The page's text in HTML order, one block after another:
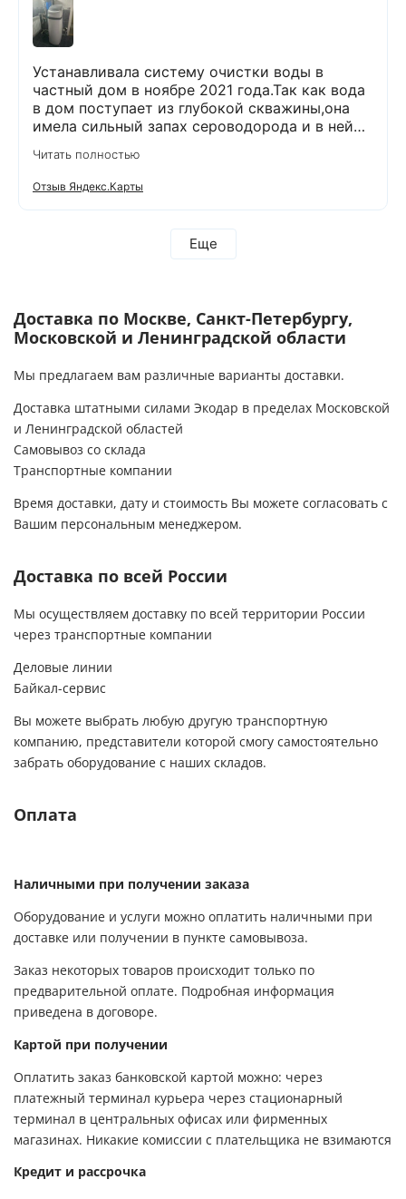
Устанавливала систему очистки воды в
частный дом в ноябре 2021 года.Так как вода
в дом поступает из глубокой скважины,она
имела сильный запах сероводорода и в ней
желтела) и пользоваться в доме ей было
невозможно. После установки специального
оборудования,вода стала на вкус лучше,чем
воде я и не мечтала!!!!!! Прошло уже 5 лет.И в
течении этого времени не было никаких
порядке.Может надо что-то заменить.
Позвонила в компанию и,как всегда,вежливые
и уже через 2 дня ко мне приедет
компании Экодар -очень
спокойные,вежливые,аккуратные и
ответственные люди.За это им огромное
спасибо и долгих лет процветания их фирме!
Читать полностью
Отзыв Яндекс.Карты
Еще
Доставка по Москве, Санкт-Петербургу,
Московской и Ленинградской области
Мы предлагаем вам различные варианты доставки.
Доставка штатными силами Экодар в пределах Московской
и Ленинградской областей
Самовывоз со склада
Транспортные компании
Время доставки, дату и стоимость Вы можете согласовать с
Вашим персональным менеджером.
Доставка по всей России
Мы осуществляем доставку по всей территории России
через транспортные компании
Деловые линии
Байкал-сервис
Вы можете выбрать любую другую транспортную
компанию, представители которой смогу самостоятельно
забрать оборудование с наших складов.
Оплата
Наличными при получении заказа
Оборудование и услуги можно оплатить наличными при
доставке или получении в пункте самовывоза.
Заказ некоторых товаров происходит только по
предварительной оплате. Подробная информация
приведена в договоре.
Картой при получении
Оплатить заказ банковской картой можно: через
платежный терминал курьера через стационарный
терминал в центральных офисах или фирменных
магазинах. Никакие комиссии с плательщика не взимаются
Кредит и рассрочка